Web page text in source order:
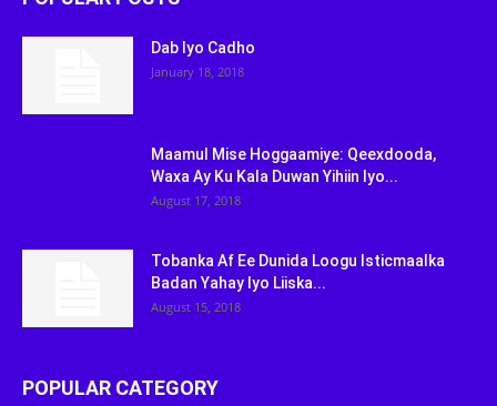
Dab Iyo Cadho
January 18, 2018
Maamul Mise Hoggaamiye: Qeexdooda,
Waxa Ay Ku Kala Duwan Yihiin Iyo...
August 17, 2018
Tobanka Af Ee Dunida Loogu Isticmaalka
Badan Yahay Iyo Liiska...
August 15, 2018
POPULAR CATEGORY